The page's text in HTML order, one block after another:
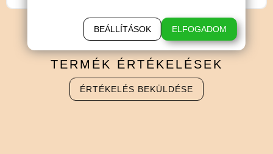
TERMÉK ÉRTÉKELÉSEK
ÉRTÉKELÉS BEKÜLDÉSE
BEÁLLÍTÁSOK ELFOGADOM